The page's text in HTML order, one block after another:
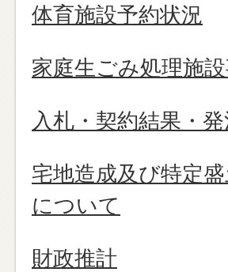
体育施設予約状況
家庭生ごみ処理施
入札・契約結果・
宅地造成及び特定
について
財政推計